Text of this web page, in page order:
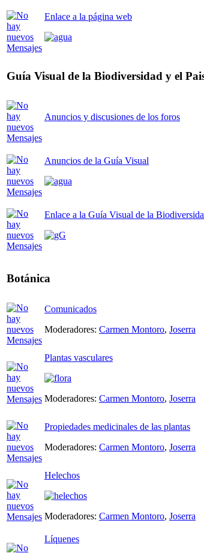
Enlace a la página web
Guía Visual de la Biodiversidad y el
Anuncios y discusiones de los foros
Anuncios de la Guía Visual
Enlace a la Guía Visual de la
Botánica
Comunicados
Moderadores: Carmen Montoro, Joserra
Plantas vasculares
Moderadores: Carmen Montoro, Joserra
Propiedades medicinales de las plantas
Moderadores: Carmen Montoro, Joserra
Helechos
Moderadores: Carmen Montoro, Joserra
Líquenes